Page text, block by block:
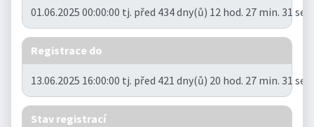
01.06.2025 00:00:00 tj. před 434 dny(ů) 12 hod. 27 min. 31
Registrace do
13.06.2025 16:00:00 tj. před 421 dny(ů) 20 hod. 27 min. 31
Stav registrací